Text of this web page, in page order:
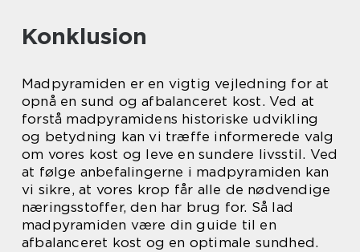
Konklusion
Madpyramiden er en vigtig vejledning for at
opnå en sund og afbalanceret kost. Ved at
forstå madpyramidens historiske udvikling
og betydning kan vi træffe informerede valg
om vores kost og leve en sundere livsstil. Ved
at følge anbefalingerne i madpyramiden kan
vi sikre, at vores krop får alle de nødvendige
næringsstoffer, den har brug for. Så lad
madpyramiden være din guide til en
afbalanceret kost og en optimale sundhed.